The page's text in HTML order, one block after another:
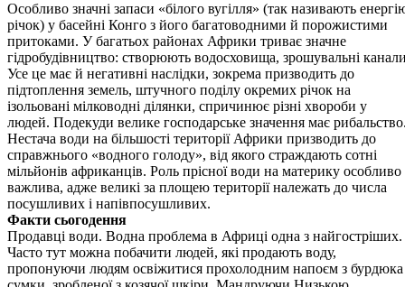
Особливо значні запаси «білого вугілля» (так називають
річок) у басейні Конго з його багатоводними й порожистими
притоками. У багатьох райо­нах Африки триває значне
гідробудівництво: створюють водосхови­ща, зрошувальні
Усе це має й негативні наслідки, зокрема призводить до
підтоплення земель, штучного поділу окремих річок на
ізольовані мілководні ділянки, спричинює різні хвороби у
людей. Подекуди велике господарське значення має
Нестача води на більшості території Африки призводить до
справжнього «водного голоду», від якого страждають сотні
мільйонів африканців. Роль прісної води на материку особливо
важлива, адже великі за площею території належать до числа
посушливих і напівпосушливих.
Факти сьогодення
Продавці води. Водна проблема в Африці одна з найгостріших.
Часто тут можна побачити людей, які продають воду,
пропонуючи людям освіжитися прохолодним напоєм з